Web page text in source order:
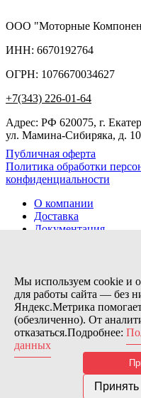
ООО "Моторные
ИНН: 6670192764
ОГРН: 1076670034627
+7(343) 226-01-64
Адрес: РФ 620075, г.
ул. Мамина-Сибиряка, д.
Публичная оферта
Политика обработки
конфиденциальности
О компании
Доставка
Документация
Контакты
Заказов сегодня / Всего
14
11154
Нас можно найти тут:
© 2026 Motor Components.
Дизайн и разработка сайта
В связи с возникшими
Мы используем cookie и
для работы сайта — без
Яндекс.Метрика
(обезличенно). От
отказаться.Подробнее:
данных